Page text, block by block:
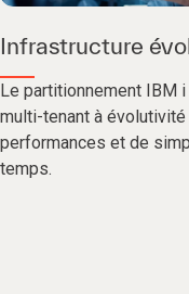
Infrastructure
Le partitionnement IBM
multi-tenant à
performances et de
temps.